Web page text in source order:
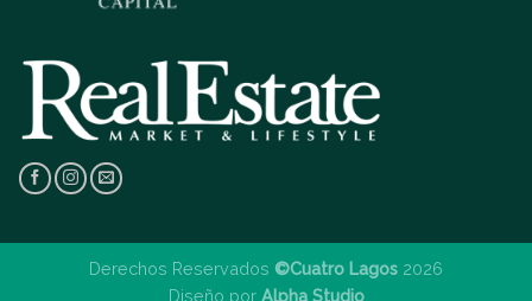
Derechos Reservados ©Cuatro Lagos 2026
Diseño por Alpha Studio